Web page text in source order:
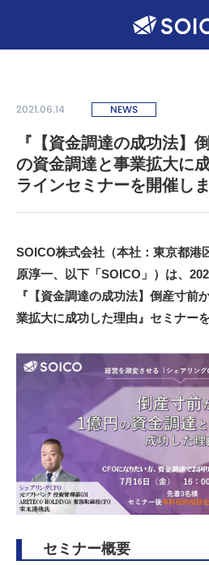
2021.06.14 NEWS
『【資金調達の成功法】
の資金調達と事業拡大に
ラインセミナーを開催し
SOICO株式会社（本社：東京都港
原淳一、以下「SOICO」）は、
『 【資金調達の成功法】倒産寸前
業拡大に成功した理由 』セミナー
セミナー概要